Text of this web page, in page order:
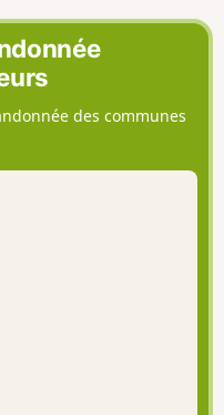
des communes